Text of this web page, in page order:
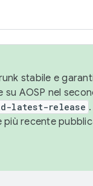
stabile e
AOSP nel
latest-release
recente